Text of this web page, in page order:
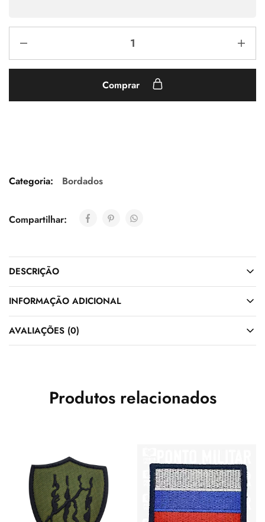
Comprar
Categoria: Bordados
Compartilhar:
DESCRIÇÃO
INFORMAÇÃO ADICIONAL
AVALIAÇÕES (0)
Produtos relacionados